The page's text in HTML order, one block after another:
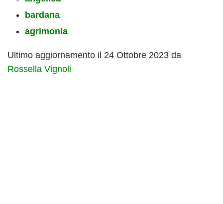
bardana
agrimonia
Ultimo aggiornamento il 24 Ottobre 2023 da
Rossella Vignoli